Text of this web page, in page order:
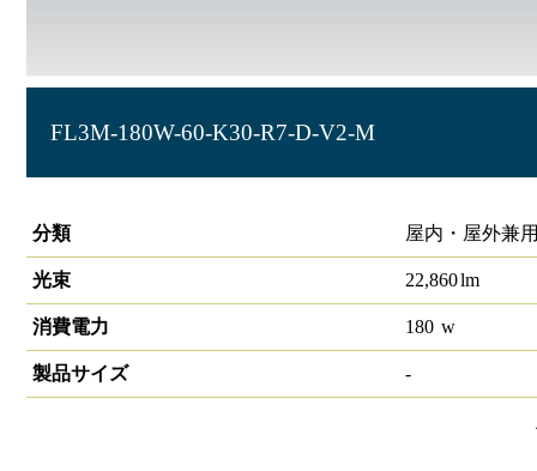
FL3M-180W-60-K30-R7-D-V2-M
分類
屋内・屋外兼
光束 22,860lm
消費電力 180 w
製品サイズ -